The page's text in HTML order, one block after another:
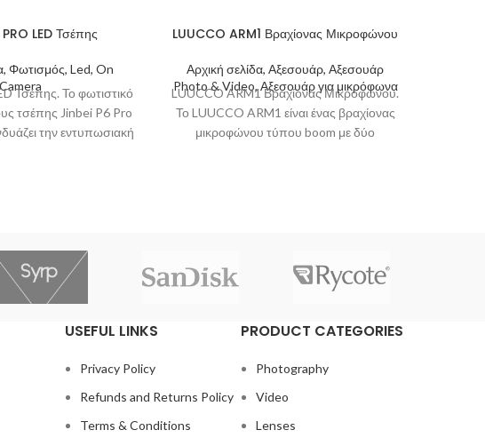
LED Τσέπης
Φωτισμός, Led, On
Camera
Τσέπης. Το φωτιστικό
τσέπης Jinbei P6 Pro
την εντυπωσιακή
LUUCCO ARM1 Βραχίονας Μικροφώνου
Αρχική σελίδα, Αξεσουάρ, Αξεσουάρ
Photo & Video, Αξεσουάρ για μικρόφωνα
LUUCCO ARM1 Βραχίονας Μικροφώνου.
Το LUUCCO ARM1 είναι ένας βραχίονας
μικροφώνου τύπου boom με δύο
USEFUL LINKS
Privacy Policy
Refunds and Returns Policy
Terms & Conditions
PRODUCT CATEGORIES
Photography
Video
Lenses